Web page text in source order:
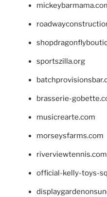
sportszilla.org
brasserie-
musicrearte.com
morseysfarms.com
riverviewtennis.com
official-kelly-toys-